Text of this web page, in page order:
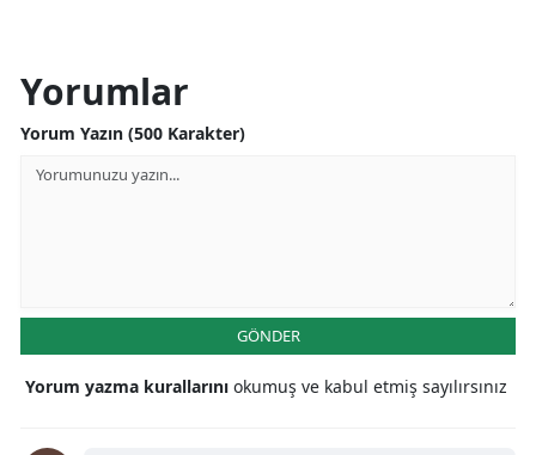
Yorumlar
Yorum Yazın (500 Karakter)
GÖNDER
Yorum yazma kurallarını okumuş ve kabul etmiş sayılırsınız